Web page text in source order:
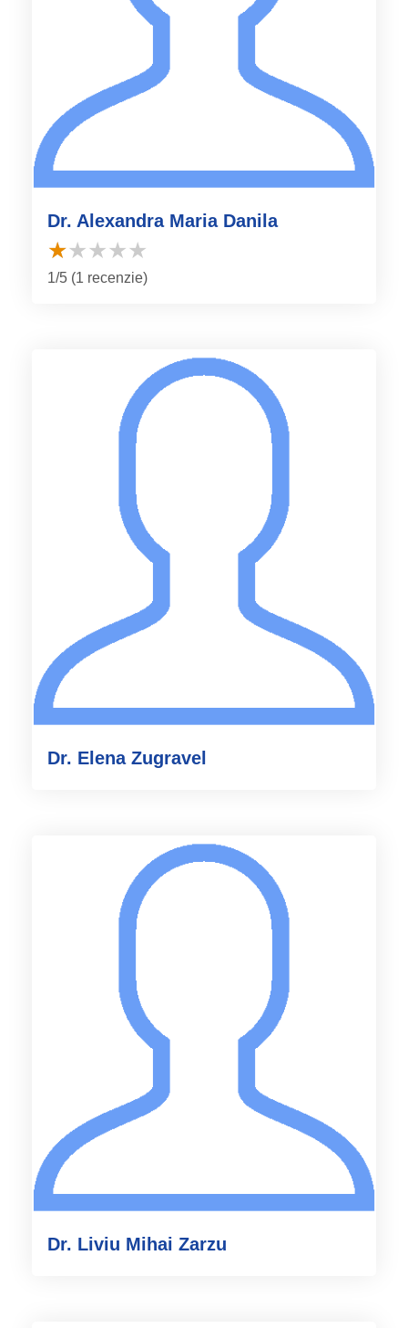
Dr. Alexandra Maria Danila
1/5 (1 recenzie)
Dr. Elena Zugravel
Dr. Liviu Mihai Zarzu